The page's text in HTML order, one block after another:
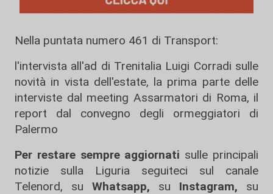
Nella puntata numero 461 di Transport:
l'intervista all'ad di Trenitalia Luigi Corradi sulle
novità in vista dell'estate, la prima parte delle
interviste dal meeting Assarmatori di Roma, il
report dal convegno degli ormeggiatori di
Palermo
Per restare sempre aggiornati sulle principali
notizie sulla Liguria seguiteci sul canale
Telenord, su
Whatsapp, su Instagram, su